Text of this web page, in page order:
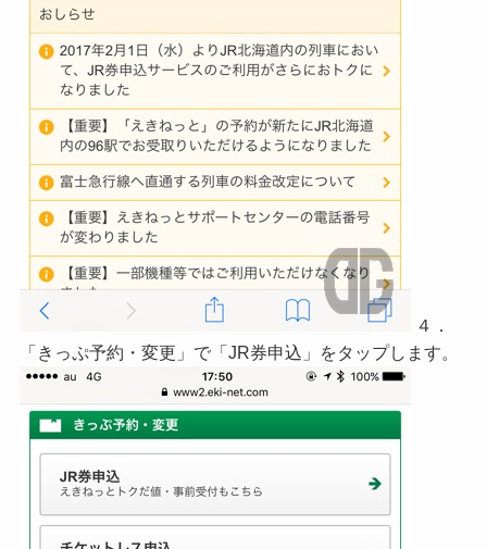
４．
「きっぷ予約・変更」で「JR券申込」をタップします。